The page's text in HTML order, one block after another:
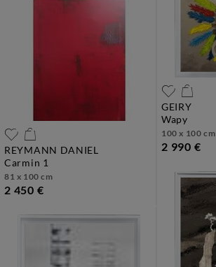
GEIRY
wapy
100 x 100 cm
2 990 €
REYMANN DANIEL
carmin 1
81 x 100 cm
2 450 €